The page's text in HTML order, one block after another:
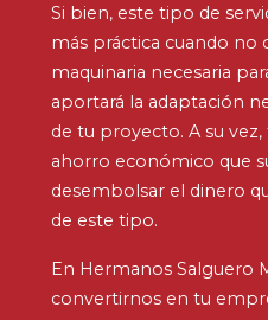
Si bien, este tipo de
más práctica cuando no
maquinaria necesaria
aportará la adaptación
de tu proyecto. A su
ahorro económico que
desembolsar el dinero
de este tipo.
En Hermanos Salguero
convertirnos en tu